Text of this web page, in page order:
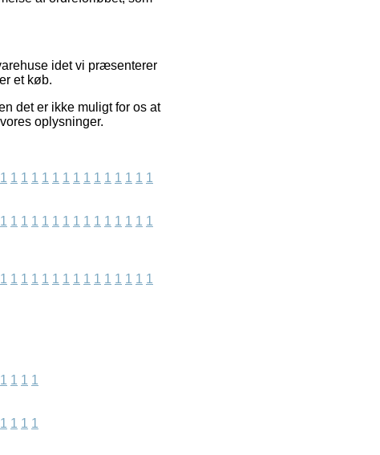
idet vi præsenterer
et køb.
det er ikke muligt for os at
oplysninger.
1 1 1 1 1 1 1 1 1 1 1 1 1 1 1
1 1 1 1 1 1 1 1 1 1 1 1 1 1 1
1 1 1 1 1 1 1 1 1 1 1 1 1 1 1
1 1 1 1
1 1 1 1